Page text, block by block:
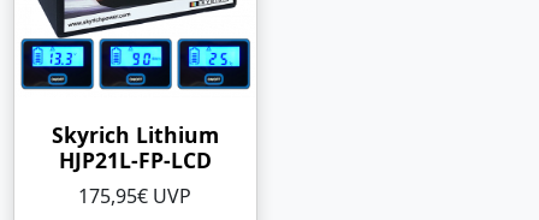
Skyrich Lithium
HJP21L-FP-LCD
175,95€ UVP